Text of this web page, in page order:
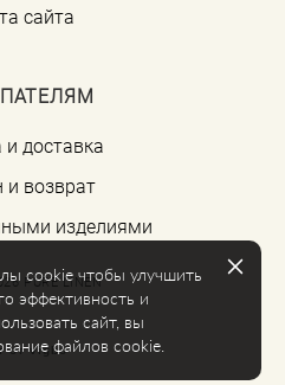
сайта
доставка
возврат
изделиями
PURE LINEN
от vigbo
cookie чтобы улучшить
эффективность и
сайт, вы
файлов cookie.